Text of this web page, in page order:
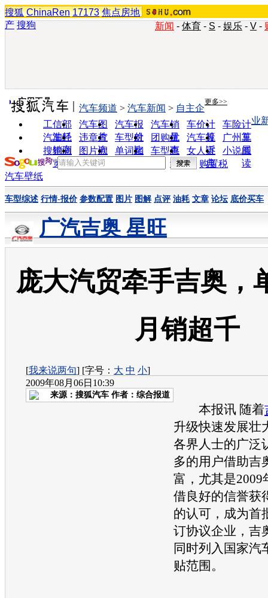
搜狐 ChinaRen 17173 焦点房地
产 搜狗 新闻 - 体育 - S - 娱乐 - V -
实用工具 更多>>
工信部
油耗
汽车图
片
汽车报
价
汽车销
量
车价计
算
车险计
算
汽车经
销商
违章查
询
车型对
比
团购优
惠
汽车投
诉
广州车
展
搜狗浏
览器
图片欣
赏
单词翻
车型查
询
女人宝
典
小说阅
读
汽车频道 > 汽车新闻 > 自主企
业
购置税
汽车壁纸
车型综述 行情-报价 参数配置 图片 图解 点评 油耗 文章 论坛 底价买车
广汽吉奥 星旺
庞大汽贸牵手吉奥，
月销超千
[我来说两句] [字号： 大 中 小]
2009年08月06日10:39
来源： 搜狐汽车 作者：综合报道
本报讯 随着
升级快速发展壮
各界人士的广泛
多的用户借助吉
富，尤其是2009
借良好的信誉获
的认可，成为首
订协议企业， 吉
同时列入国家汽
贴范围。